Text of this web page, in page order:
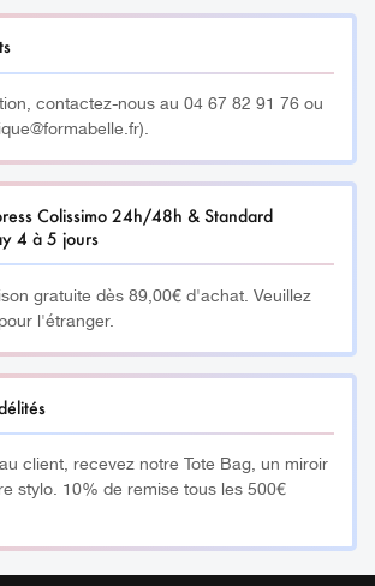
reste stérile entre chaque utilisation,
ni eau, ni produit pétrochimique, les
au pH de la peau et labellisés
contrôlée dans un laboratoire
BPF, les pigments Airless Color® sont
précis de pigments
Ils font l’objet de contrôles
des métaux lourds et des amines
en parfaite conformité avec les
l’Europe et la législation française, l’une
au monde. Pigment Made in
VEGAN.
contactez-nous au 04 67 82 91 76 ou
Colissimo 24h/48h & Standard
4 à 5 jours
gratuite dès 89,00€ d'achat. Veuillez
l'étranger.
client, recevez notre Tote Bag, un miroir
stylo. 10% de remise tous les 500€